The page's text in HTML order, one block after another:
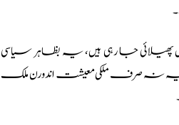
پھیلائی جا رہی ہیں، یہ بظاہر سیاسی
یہ نہ صرف ملکی معیشت اندورن ملک